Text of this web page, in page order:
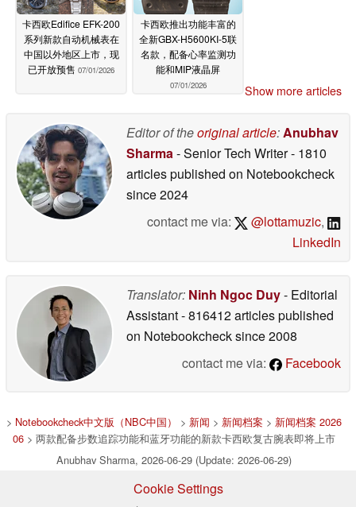
卡西欧Edifice EFK-200
系列新款自动机械表在
中国以外地区上市，现
已开放预售 07/01/2026
卡西欧推出功能丰富的
全新GBX-H5600KI-5联
名款，配备心率监测功
能和MIP液晶屏
07/01/2026 Show more articles
Editor of theoriginal article:Anubhav
Sharma- Senior Tech Writer- 1810
articles published on Notebookcheck
since 2024
contact me via:
@lottamuzic,
LinkedIn
Translator: Ninh Ngoc Duy- Editorial
Assistant- 816412 articles published
on Notebookchecksince 2008
contact me via:
Facebook
> Notebookcheck中文版（NBC中国） > 新闻 > 新闻档案 > 新闻档案 2026
06 > 两款配备步数追踪功能和蓝牙功能的新款卡西欧复古腕表即将上市
Anubhav Sharma, 2026-06-29 (Update: 2026-06-29)
Cookie Settings